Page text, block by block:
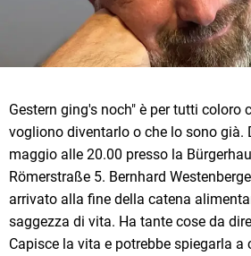
Gestern ging's noch" è per tutti coloro
vogliono diventarlo o che lo sono già.
maggio alle 20.00 presso la
Römerstraße 5. Bernhard
arrivato alla fine della catena
saggezza di vita. Ha tante cose da
Capisce la vita e potrebbe spiegarla